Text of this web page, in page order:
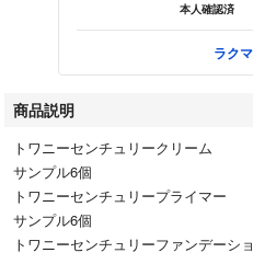
本人確認済
ラク
商品説明
トワニーセンチュリークリーム
サンプル6個
トワニーセンチュリープライマー
サンプル6個
トワニーセンチュリーファンデーシ